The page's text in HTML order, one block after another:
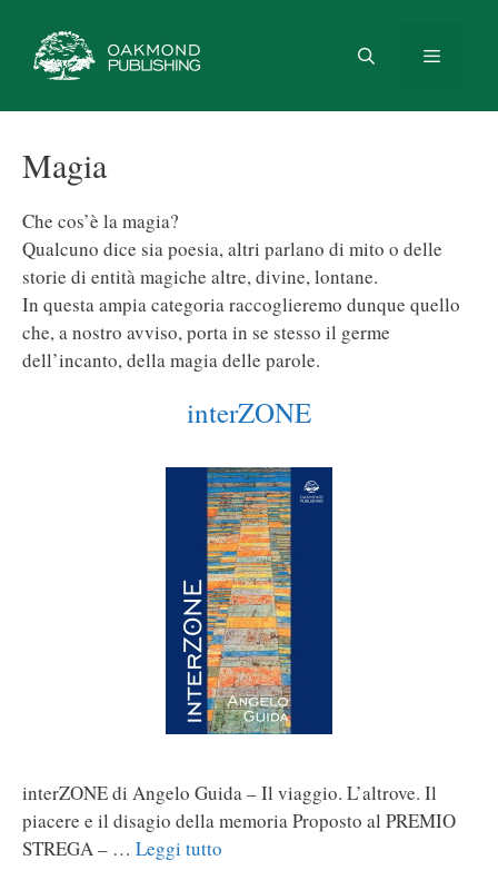
contenuto
Magia
Che cos’è la magia?
Qualcuno dice sia poesia, altri parlano di mito o delle
storie di entità magiche altre, divine, lontane.
In questa ampia categoria raccoglieremo dunque quello
che, a nostro avviso, porta in se stesso il germe
dell’incanto, della magia delle parole.
interZONE
interZONE di Angelo Guida – Il viaggio. L’altrove. Il
piacere e il disagio della memoria Proposto al PREMIO
STREGA – … Leggi tutto